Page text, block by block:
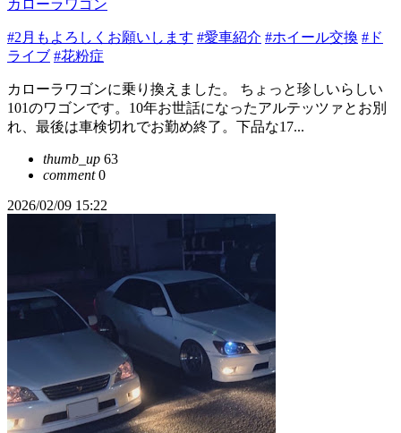
カローラワゴン
#2月もよろしくお願いします #愛車紹介 #ホイール交換 #ド
ライブ #花粉症
カローラワゴンに乗り換えました。 ちょっと珍しいらしい
101のワゴンです。10年お世話になったアルテッツァとお別
れ、最後は車検切れでお勤め終了。下品な17...
thumb_up 63
comment0
2026/02/09 15:22